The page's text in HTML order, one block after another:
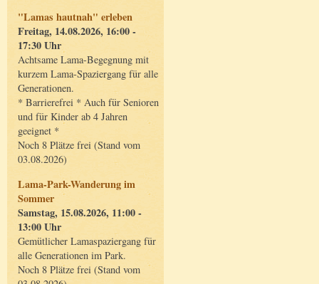
"Lamas hautnah" erleben
Freitag, 14.08.2026, 16:00 -
17:30 Uhr
Achtsame Lama-Begegnung mit
kurzem Lama-Spaziergang für alle
Generationen.
* Barrierefrei * Auch für Senioren
und für Kinder ab 4 Jahren
geeignet *
Noch 8 Plätze frei (Stand vom
03.08.2026)
Lama-Park-Wanderung im
Sommer
Samstag, 15.08.2026, 11:00 -
13:00 Uhr
Gemütlicher Lamaspaziergang für
alle Generationen im Park.
Noch 8 Plätze frei (Stand vom